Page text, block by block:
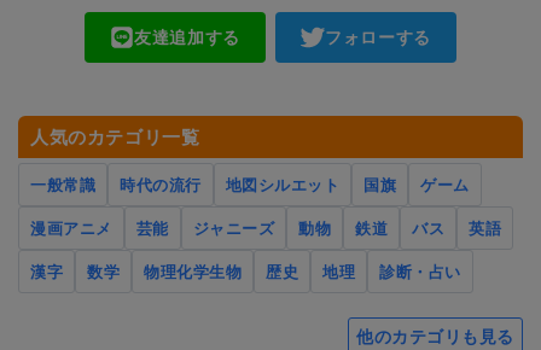
友達追加する フォローする
人気のカテゴリ一覧
一般常識 時代の流行 地図シルエット 国旗
ゲーム
漫画アニメ
芸能 ジャニーズ 動物 鉄道 バス
英語
漢字
数学 物理化学生物 歴史 地理 診断・占い
他のカテゴリも見る